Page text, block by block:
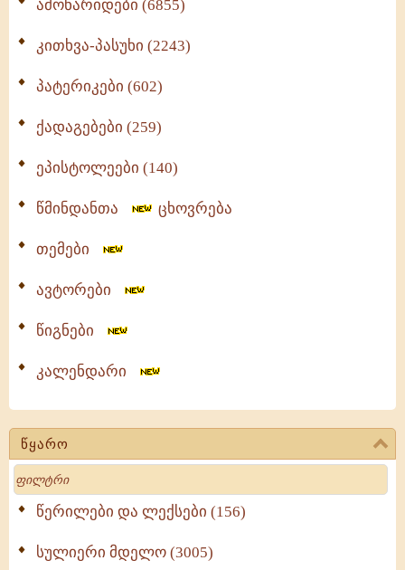
ამონარიდები (6855)
კითხვა-პასუხი (2243)
პატერიკები (602)
ქადაგებები (259)
ეპისტოლეები (140)
წმინდანთა ცხოვრება
თემები
ავტორები
წიგნები
კალენდარი
წყარო
Search
წერილები და ლექსები (156)
სულიერი მდელო (3005)